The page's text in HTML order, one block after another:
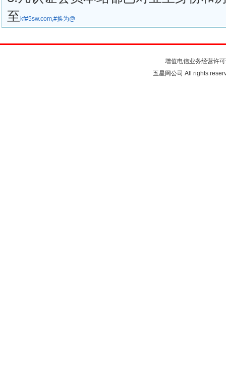
至 kf#5sw.com,#换为@
增值电信业务经营许
五星网公司 All rights